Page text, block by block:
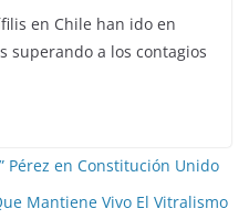
en Chile han ido en
superando a los contagios
Pérez en Constitución Unido
Mantiene Vivo El Vitralismo